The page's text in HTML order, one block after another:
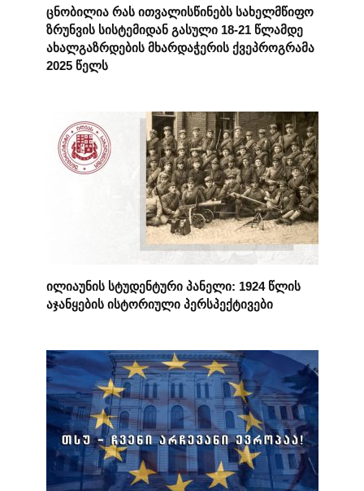
ცნობილია რას ითვალისწინებს სახელმწიფო
ზრუნვის სისტემიდან გასული 18-21 წლამდე
ახალგაზრდების მხარდაჭერის ქვეპროგრამა
2025 წელს
ილიაუნის სტუდენტური პანელი: 1924 წლის
აჯანყების ისტორიული პერსპექტივები